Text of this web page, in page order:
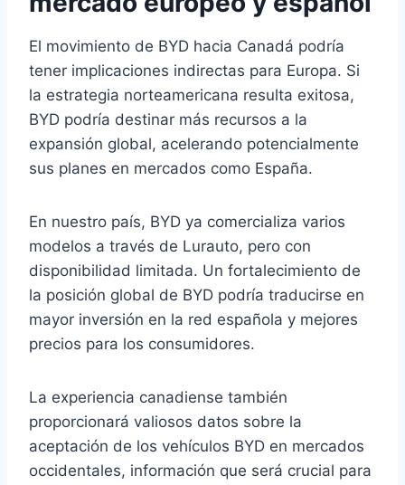
El movimiento de BYD hacia Canadá podría
tener implicaciones indirectas para Europa. Si
la estrategia norteamericana resulta exitosa,
BYD podría destinar más recursos a la
expansión global, acelerando potencialmente
sus planes en mercados como España.
En nuestro país, BYD ya comercializa varios
modelos a través de Lurauto, pero con
disponibilidad limitada. Un fortalecimiento de
la posición global de BYD podría traducirse en
mayor inversión en la red española y mejores
precios para los consumidores.
La experiencia canadiense también
proporcionará valiosos datos sobre la
aceptación de los vehículos BYD en mercados
occidentales, información que será crucial para